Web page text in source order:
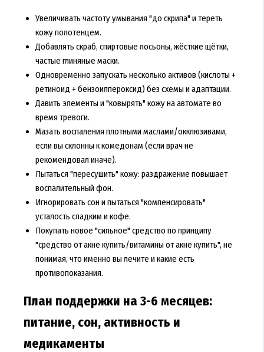
Увеличивать частоту умывания "до скрипа" и тереть
кожу полотенцем.
Добавлять скраб, спиртовые лосьоны, жёсткие щётки,
частые глиняные маски.
Одновременно запускать несколько активов (кислоты +
ретиноид + бензоилпероксид) без схемы и адаптации.
Давить элементы и "ковырять" кожу на автомате во
время тревоги.
Мазать воспаления плотными маслами/окклюзивами,
если вы склонны к комедонам (если врач не
рекомендовал иначе).
Пытаться "пересушить" кожу: раздражение повышает
воспалительный фон.
Игнорировать сон и пытаться "компенсировать"
усталость сладким и кофе.
Покупать новое "сильное" средство по принципу
"средство от акне купить/витамины от акне купить", не
понимая, что именно вы лечите и какие есть
противопоказания.
План поддержки на 3-6 месяцев:
питание, сон, активность и
медикаменты